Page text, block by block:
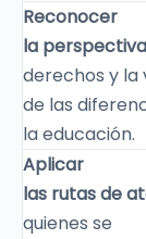
Reconocer
la
derechos y la
de las
la educación.
Aplicar
las rutas de
quienes se